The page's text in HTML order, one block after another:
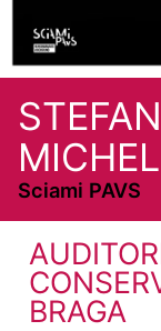
Sciami PAVS
BRAGA